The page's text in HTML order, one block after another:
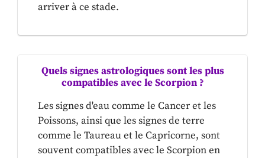
arriver à ce stade.
Quels signes astrologiques sont les plus
compatibles avec le Scorpion ?
Les signes d'eau comme le Cancer et les
Poissons, ainsi que les signes de terre
comme le Taureau et le Capricorne, sont
souvent compatibles avec le Scorpion en